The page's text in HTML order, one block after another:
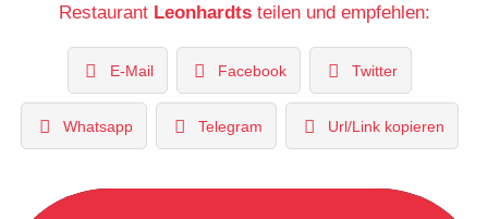
Restaurant Leonhardtsteilen und empfehlen:
E-Mail Facebook Twitter
Whatsapp Telegram Url/Link kopieren